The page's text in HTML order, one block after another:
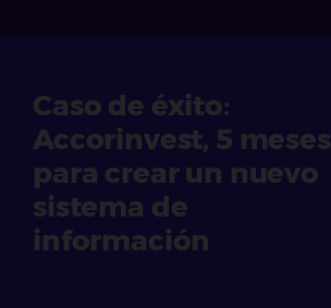
Caso de éxito:
Accorinvest, 5 meses
para crear un nuevo
sistema de
información